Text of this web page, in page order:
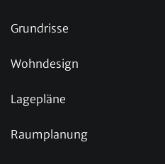
Grundrisse
Wohndesign
Lagepläne
Raumplanung